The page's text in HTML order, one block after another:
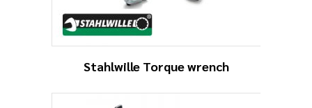
Stahlwille Torque wrench